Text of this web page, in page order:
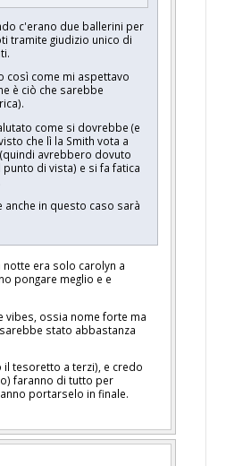
c'erano due ballerini per
tramite giudizio unico di
così come mi aspettavo
è ciò che sarebbe
come si dovrebbe (e
che lì la Smith vota a
avrebbero dovuto
di vista) e si fa fatica
anche in questo caso sarà
era solo carolyn a
pongare meglio e e
vibes, ossia nome forte ma
stato abbastanza
tesoretto a terzi), e credo
faranno di tutto per
portarselo in finale.